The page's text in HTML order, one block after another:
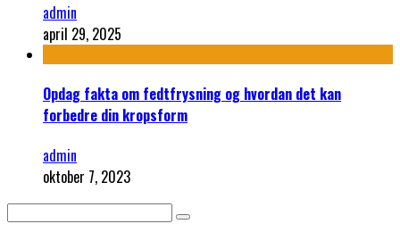
admin
april 29, 2025
Opdag fakta om fedtfrysning og hvordan det kan
forbedre din kropsform
admin
oktober 7, 2023